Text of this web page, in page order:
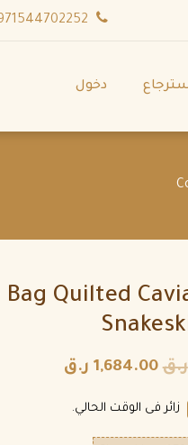
دخول
Bag Quilted
ر.ق 1,684.00 ر.ق
زائر فى الوقت الحالي.